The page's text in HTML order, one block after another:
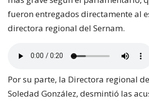
fueron entregados directamente al
directora regional del Sernam.
Por su parte, la Directora regional
Soledad González, desmintió las